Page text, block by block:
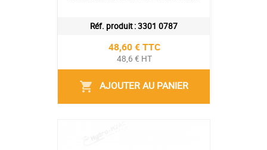
Réf. produit :3301 0787
Prix
48,60 € TTC
48,6 € HT
shopping_cart AJOUTER AU PANIER